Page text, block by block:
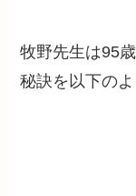
牧野先生は95
秘訣を以下の